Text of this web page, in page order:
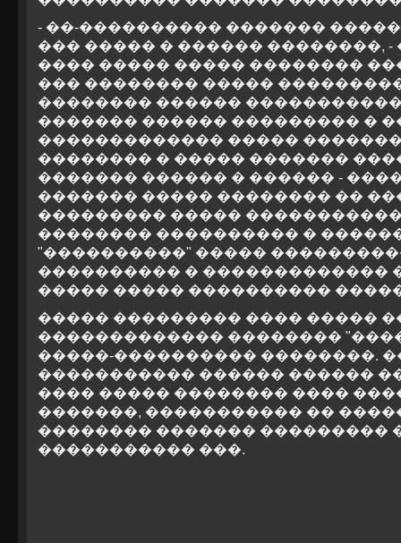
- ��-���������� �������
��� ����� � ������ ��������, -
���� ����� ����� ��������
��� �������� �����
�������� ������
������� ������ ��������� �
������������� �����
�������� � ����� �������
������� ������ � ������ -
������� ����� �������� ��
��������� �����
�������� ���������� �
"����������" �����
���������� � �������������
����� ����� ����������
����� ��������� ���� �����
������������� ��������
�����-���������� ��������.
����������� ������ ������
���� ����� �������� ����
�������, ����������� ��
�������� ������� ���������
����������� ���.